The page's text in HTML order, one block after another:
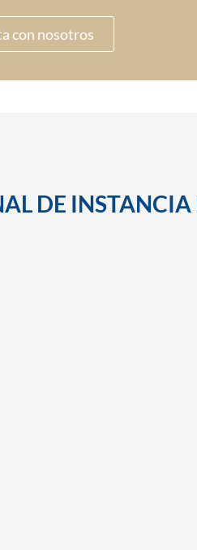
con nosotros
DE INSTANCIA